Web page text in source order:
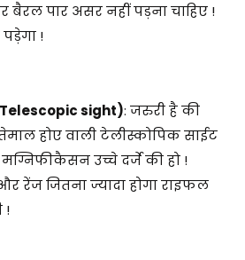
पार असर नहीं पड़ना चाहिए !
!
sight): जरुरी है की
होए वाली टेलीस्कोपिक साईट
उच्चे दर्जे की हो !
रेंज जितना ज्यादा होगा राइफल
!